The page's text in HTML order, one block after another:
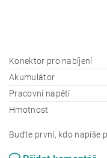
Konektor pro nabíjení
Akumulátor
Pracovní napětí
Hmotnost
Buďte první, kdo napíše